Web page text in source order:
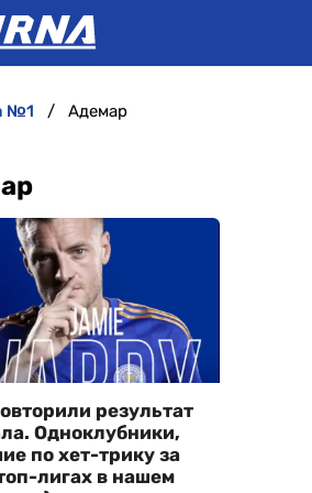
№1 Адемар
результат
Одноклубники,
по хет-трику за
лигах в нашем